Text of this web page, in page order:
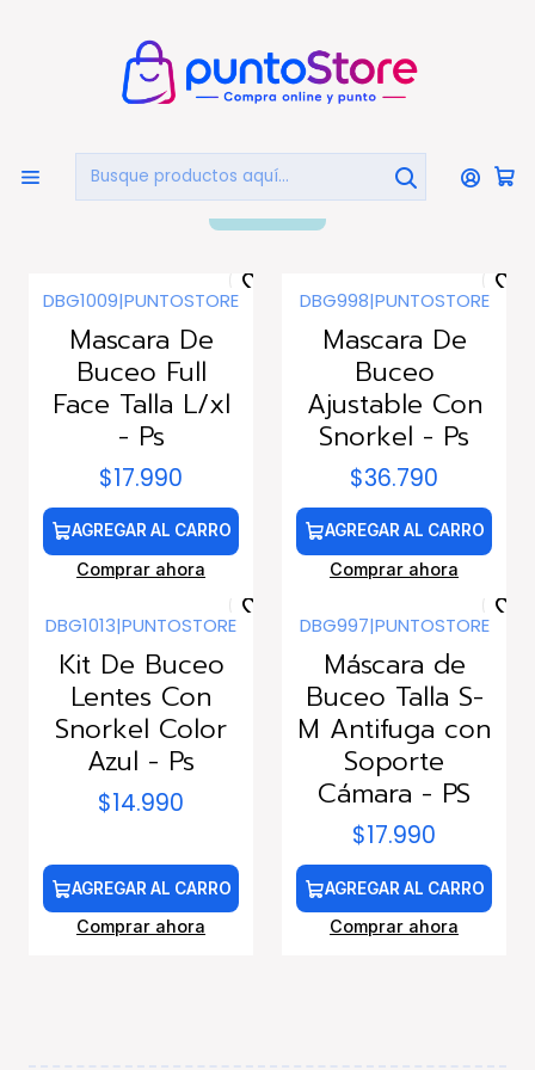
DEPORTES Y FITNESS Snorkel y Máscaras
Snorkel y Máscaras
DBG1009|PUNTOSTORE
Mascara De
Buceo Full
Face Talla L/xl
- Ps
$17.990
AGREGAR AL CARRO
Comprar ahora
DBG998|PUNTOSTORE
Mascara De
Buceo
Ajustable Con
Snorkel - Ps
$36.790
AGREGAR AL CARRO
Comprar ahora
DBG1013|PUNTOSTORE
Kit De Buceo
Lentes Con
Snorkel Color
Azul - Ps
$14.990
AGREGAR AL CARRO
Comprar ahora
DBG997|PUNTOSTORE
Máscara de
Buceo Talla S-
M Antifuga con
Soporte
Cámara - PS
$17.990
AGREGAR AL CARRO
Comprar ahora